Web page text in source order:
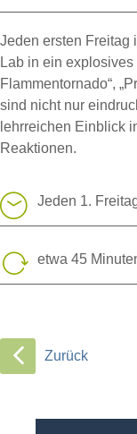
Jeden ersten Freitag
Lab in ein
Flammentornado“,
sind nicht nur
lehrreichen Einblick
Reaktionen.
Jeden 1.
etwa 45
Zurück